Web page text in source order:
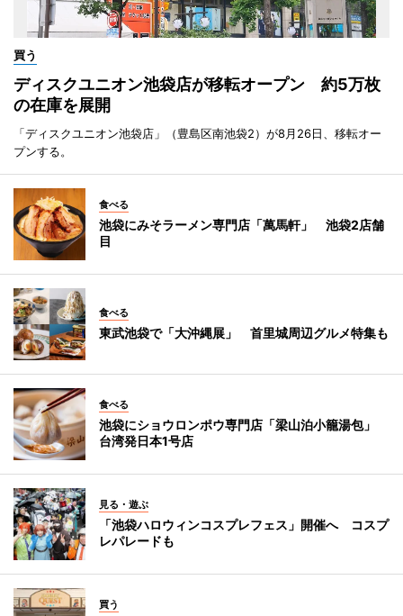
買う
ディスクユニオン池袋店が移転オープン 約5万枚
の在庫を展開
「ディスクユニオン池袋店」（豊島区南池袋2）が8月26日、移転オー
プンする。
食べる
池袋にみそラーメン専門店「萬馬軒」 池袋2店舗
目
食べる
東武池袋で「大沖縄展」 首里城周辺グルメ特集も
食べる
池袋にショウロンポウ専門店「梁山泊小籠湯包」
台湾発日本1号店
見る・遊ぶ
「池袋ハロウィンコスプレフェス」開催へ コスプ
レパレードも
買う